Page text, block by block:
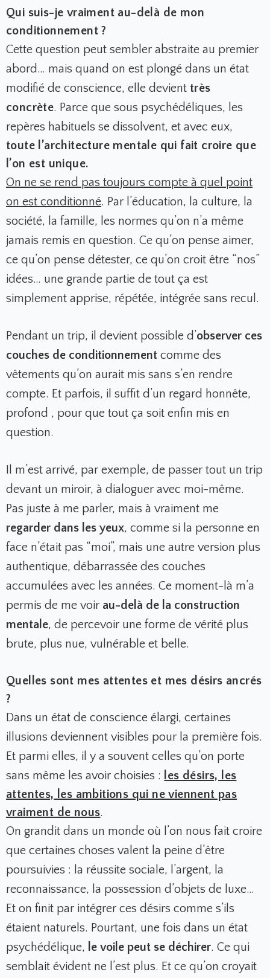
Qui suis-je vraiment au-delà de mon
conditionnement ?
Cette question peut sembler abstraite au premier
abord… mais quand on est plongé dans un état
modifié de conscience, elle devient très
concrète. Parce que sous psychédéliques, les
repères habituels se dissolvent, et avec eux,
toute l’architecture mentale qui fait croire que
l’on est unique.
On ne se rend pas toujours compte à quel point
on est conditionné. Par l’éducation, la culture, la
société, la famille, les normes qu’on n’a même
jamais remis en question. Ce qu’on pense aimer,
ce qu’on pense détester, ce qu’on croit être “nos”
idées… une grande partie de tout ça est
simplement apprise, répétée, intégrée sans recul.
Pendant un trip, il devient possible d’observer ces
couches de conditionnement comme des
vêtements qu’on aurait mis sans s’en rendre
compte. Et parfois, il suffit d’un regard honnête,
profond , pour que tout ça soit enfin mis en
question.
Il m’est arrivé, par exemple, de passer tout un trip
devant un miroir, à dialoguer avec moi-même.
Pas juste à me parler, mais à vraiment me
regarder dans les yeux, comme si la personne en
face n’était pas “moi”, mais une autre version plus
authentique, débarrassée des couches
accumulées avec les années. Ce moment-là m’a
permis de me voir au-delà de la construction
mentale, de percevoir une forme de vérité plus
brute, plus nue, vulnérable et belle.
Quelles sont mes attentes et mes désirs ancrés
?
Dans un état de conscience élargi, certaines
illusions deviennent visibles pour la première fois.
Et parmi elles, il y a souvent celles qu’on porte
sans même les avoir choisies :
les désirs, les
attentes, les ambitions qui ne viennent pas
vraiment de nous.
On grandit dans un monde où l’on nous fait croire
que certaines choses valent la peine d’être
poursuivies : la réussite sociale, l’argent, la
reconnaissance, la possession d’objets de luxe…
Et on finit par intégrer ces désirs comme s’ils
étaient naturels. Pourtant, une fois dans un état
psychédélique, le voile peut se déchirer. Ce qui
semblait évident ne l’est plus. Et ce qu’on croyait